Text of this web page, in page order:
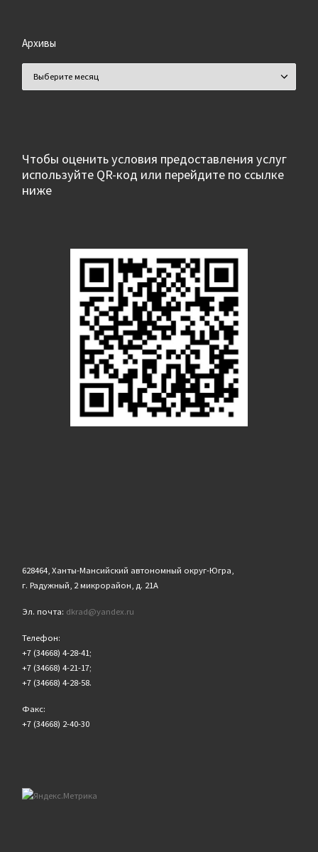
Архивы
Чтобы оценить условия предоставления услуг
используйте QR-код или перейдите по ссылке
ниже
628464, Ханты-Мансийский автономный округ-Югра,
г. Радужный, 2 микрорайон, д. 21А
Эл. почта: dkrad@yandex.ru
Телефон:
+7 (34668) 4-28-41;
+7 (34668) 4-21-17;
+7 (34668) 4-28-58.
Факс:
+7 (34668) 2-40-30